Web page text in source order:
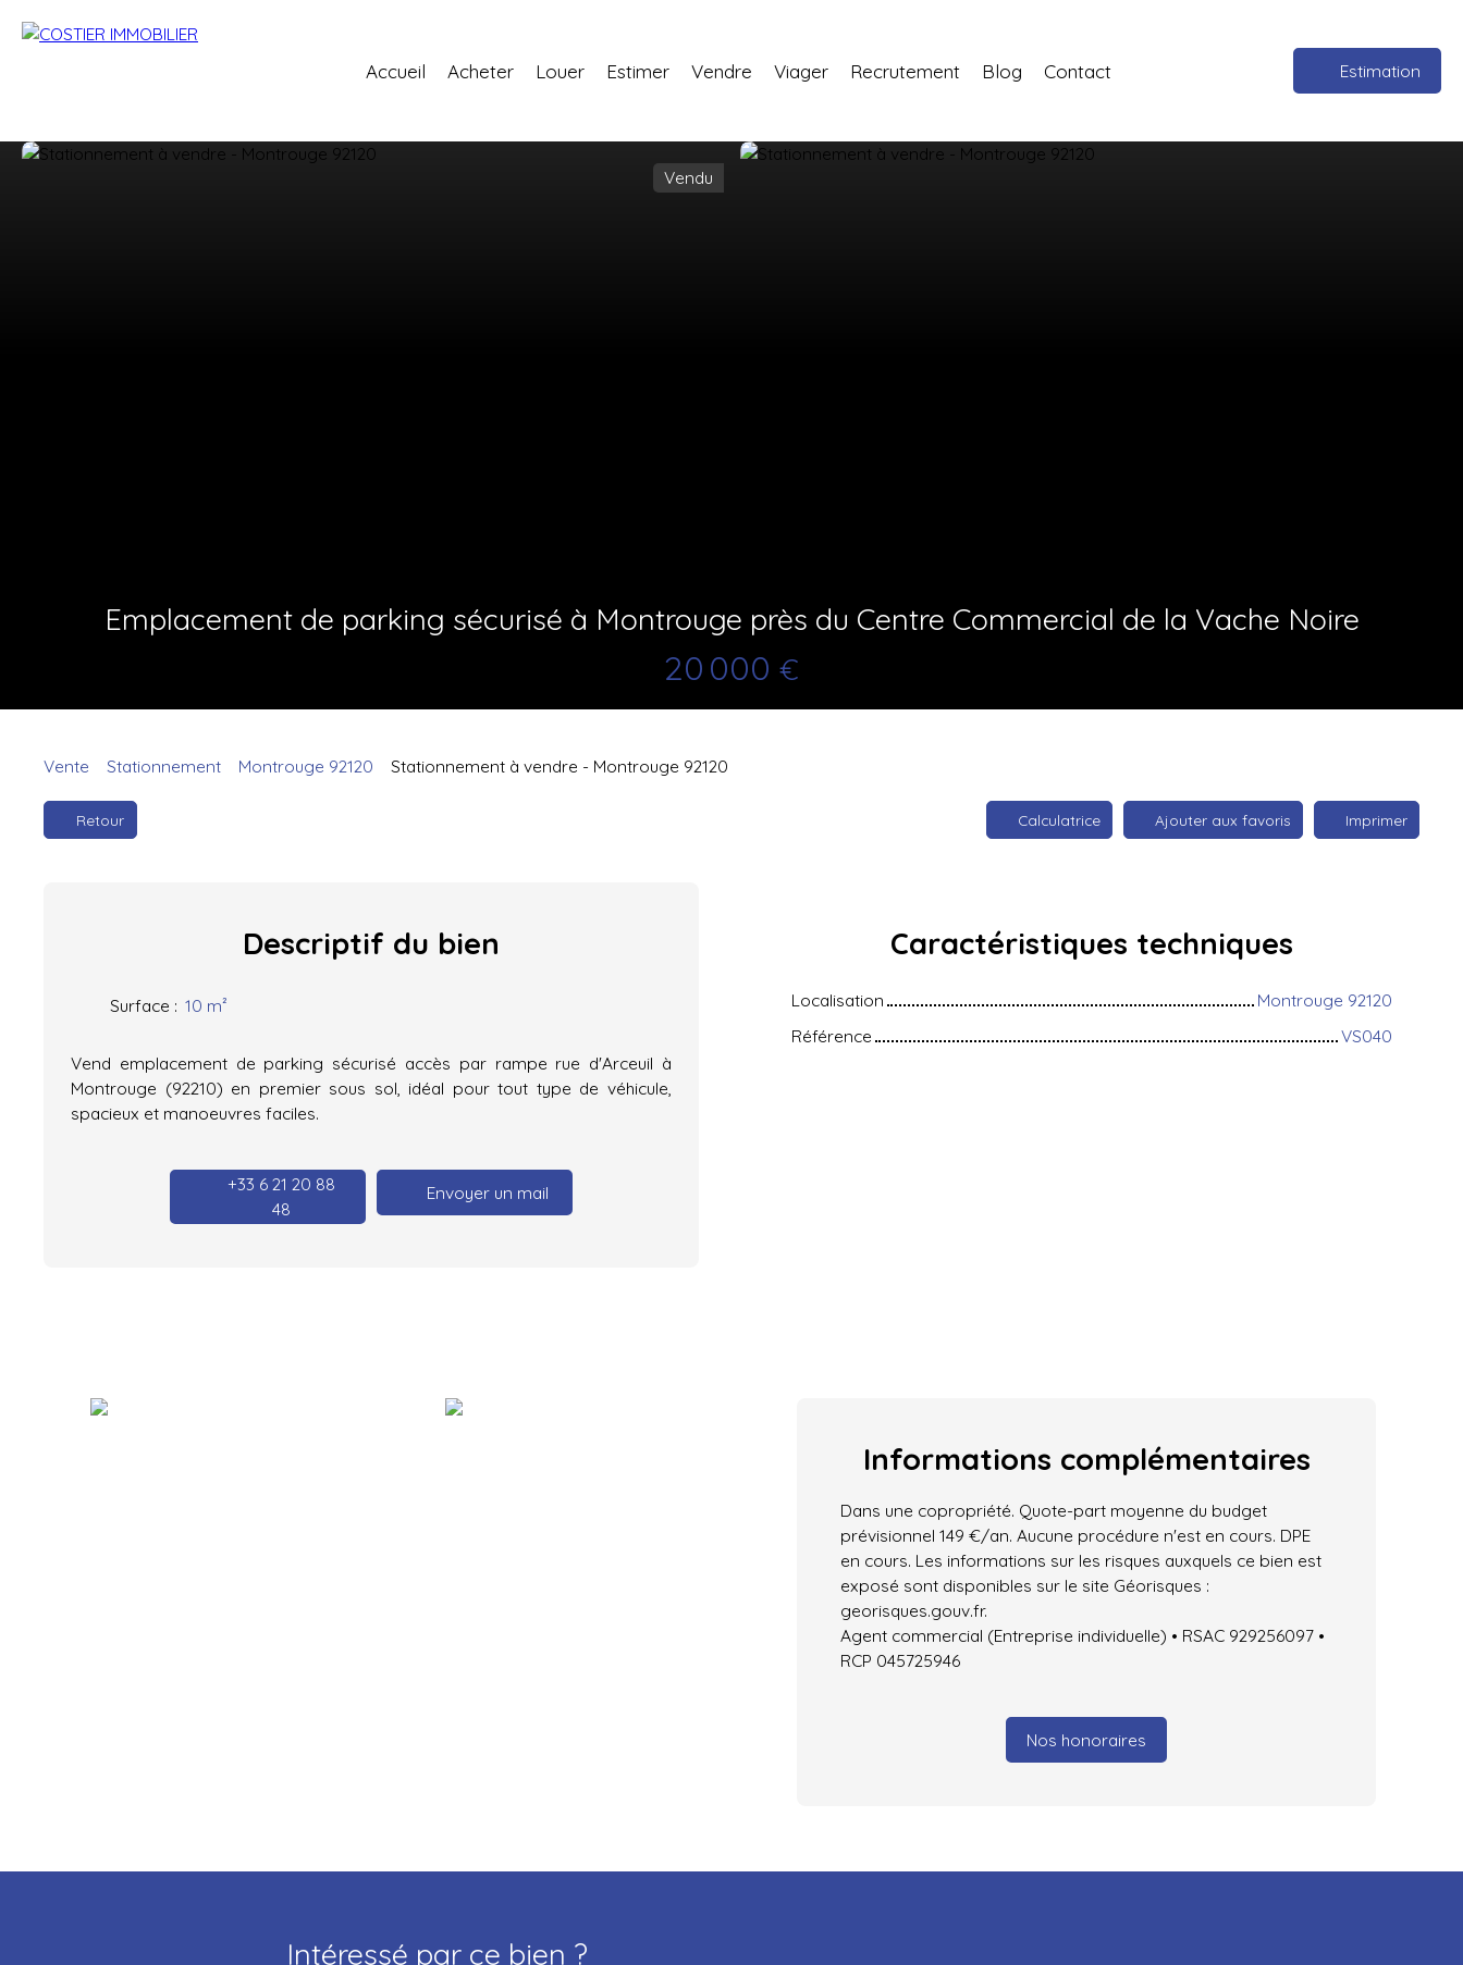
Accueil Acheter Louer Estimer Vendre Viager Recrutement Blog Contact Estimation
Vendu
Emplacement de parking sécurisé à Montrouge près du Centre Commercial de la Vache Noire
20 000 €
Vente Stationnement Montrouge 92120 Stationnement à vendre - Montrouge 92120
Retour Calculatrice Ajouter aux favoris Imprimer
Descriptif du bien
Surface : 10 m²
Vend emplacement de parking sécurisé accès par rampe rue d'Arceuil à
Montrouge (92210) en premier sous sol, idéal pour tout type de véhicule,
spacieux et manoeuvres faciles.
+33 6 21 20 88
48
Envoyer un mail
Caractéristiques techniques
Localisation
Montrouge 92120
Référence
VS040
Informations complémentaires
Dans une copropriété. Quote-part moyenne du budget
prévisionnel 149 €/an. Aucune procédure n'est en cours. DPE
en cours. Les informations sur les risques auxquels ce bien est
exposé sont disponibles sur le site Géorisques :
georisques.gouv.fr.
Agent commercial (Entreprise individuelle) • RSAC 929256097 •
RCP 045725946
Nos honoraires
Intéressé par ce bien ?